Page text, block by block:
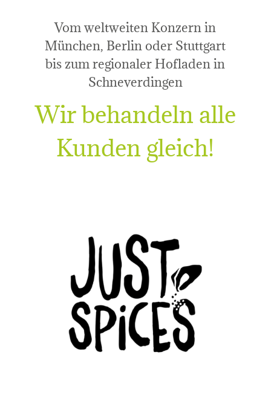
Vom weltweiten Konzern in
München, Berlin oder Stuttgart
bis zum regionaler Hofladen in
Schneverdingen
Wir behandeln alle
Kunden gleich!